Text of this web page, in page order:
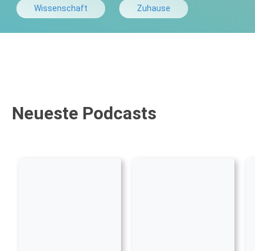
Wissenschaft Zuhause
Neueste Podcasts